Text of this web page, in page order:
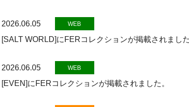
2026.06.05 WEB
[SALT WORLD]にFERコレクションが掲載されました
2026.06.05 WEB
[EVEN]にFERコレクションが掲載されました。